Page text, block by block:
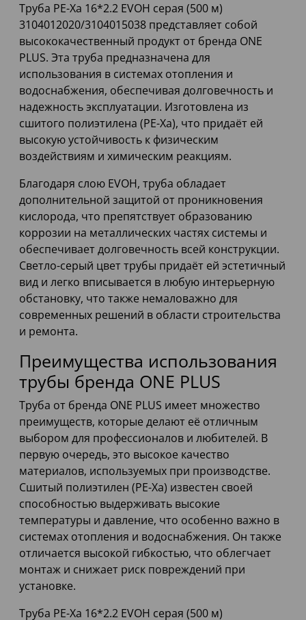
Труба PE-Xa 16*2.2 EVOH серая (500 м)
3104012020/3104015038 представляет собой
высококачественный продукт от бренда ONE
PLUS. Эта труба предназначена для
использования в системах отопления и
водоснабжения, обеспечивая долговечность и
надежность эксплуатации. Изготовлена из
сшитого полиэтилена (PE-Xa), что придаёт ей
высокую устойчивость к физическим
воздействиям и химическим реакциям.
Благодаря слою EVOH, труба обладает
дополнительной защитой от проникновения
кислорода, что препятствует образованию
коррозии на металлических частях системы и
обеспечивает долговечность всей конструкции.
Светло-серый цвет трубы придаёт ей эстетичный
вид и легко вписывается в любую интерьерную
обстановку, что также немаловажно для
современных решений в области строительства
и ремонта.
Преимущества использования
трубы бренда ONE PLUS
Труба от бренда ONE PLUS имеет множество
преимуществ, которые делают её отличным
выбором для профессионалов и любителей. В
первую очередь, это высокое качество
материалов, используемых при производстве.
Сшитый полиэтилен (PE-Xa) известен своей
способностью выдерживать высокие
температуры и давление, что особенно важно в
системах отопления и водоснабжения. Он также
отличается высокой гибкостью, что облегчает
монтаж и снижает риск повреждений при
установке.
Труба PE-Xa 16*2.2 EVOH серая (500 м)